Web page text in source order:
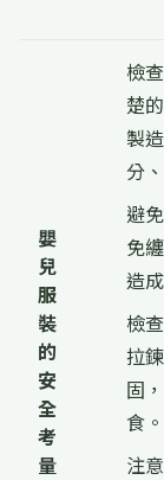
嬰
兒
服
裝
的
安
全
考
量
檢
楚
製
分
避
免
造
檢
拉
固
食。
注